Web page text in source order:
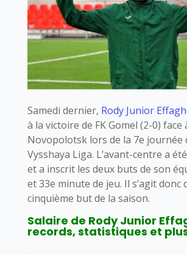
Samedi dernier, Rody Junior
à la victoire de FK Gomel (2-0) face
Novopolotsk lors de la 7e journée
Vysshaya Liga. L’avant-centre a
et a inscrit les deux buts de son
et 33e minute de jeu. Il s’agit donc
cinquième but de la saison.
Salaire de Rody Junior
records, statistiques et